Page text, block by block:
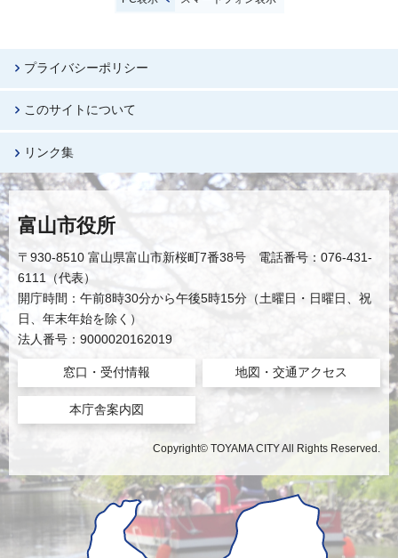
プライバシーポリシー
このサイトについて
リンク集
富山市役所
〒930-8510 富山県富山市新桜町7番38号 電話番号：076-431-
6111（代表）
開庁時間：午前8時30分から午後5時15分（土曜日・日曜日、祝
日、年末年始を除く）
法人番号：9000020162019
窓口・受付情報 地図・交通アクセス
本庁舎案内図
Copyright© TOYAMA CITY All Rights Reserved.